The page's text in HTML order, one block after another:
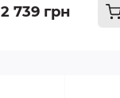
2 739 грн